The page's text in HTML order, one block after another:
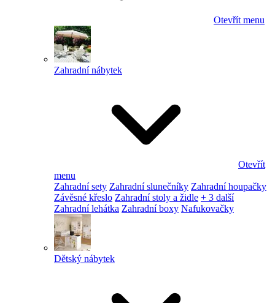
Otevřít menu
Zahradní nábytek
Otevřít
menu
Zahradní sety Zahradní slunečníky Zahradní houpačky
Závěsné křeslo Zahradní stoly a židle + 3 další
Zahradní lehátka Zahradní boxy Nafukovačky
Dětský nábytek